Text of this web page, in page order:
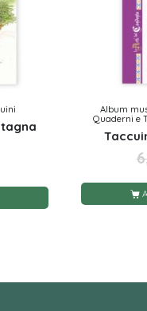
Album
Quaderni e